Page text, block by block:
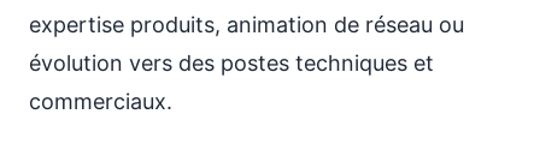
expertise produits, animation de réseau ou
évolution vers des postes techniques et
commerciaux.